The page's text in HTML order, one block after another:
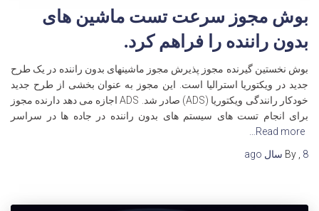
بوش مجوز سرعت تست ماشین های
بدون راننده را فراهم کرد.
بوش نخستین گیرنده مجوز پذیرش مجوز ماشینهای بدون راننده در یک طرح
جدید در ویکتوریا استرالیا است. این مجوز به عنوان بخشی از طرح جدید
خودکار رانندگی ویکتوریا (ADS) صادر شد. ADS اجازه می دهد دارنده مجوز
برای انجام تست های سیستم های بدون راننده در جاده ها در سراسر
Read more…
By , 8 سال